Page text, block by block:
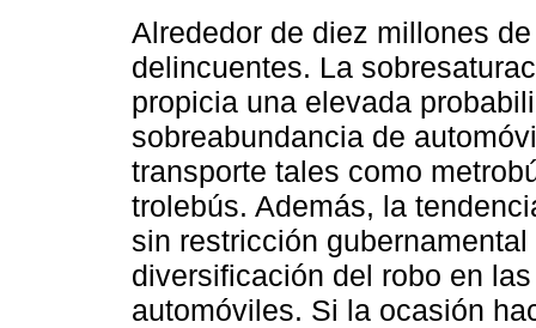
Alrededor de diez millones
delincuentes. La
propicia una elevada
sobreabundancia de
transporte tales como
trolebús. Además, la
sin restricción
diversificación del robo en
automóviles. Si la ocasión